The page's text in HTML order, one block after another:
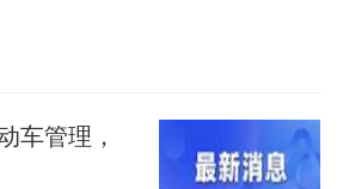
车管理，